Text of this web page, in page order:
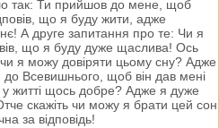
так: Ти прийшов до мене, щоб
що я буду жити, адже
А друге запитання про те: Чи я
що я буду дуже щаслива! Ось
я можу довіряти цьому сну? Адже
Всевишнього, щоб він дав мені
у житті щось добре? Адже я дуже
скажіть чи можу я брати цей сон
за відповідь!